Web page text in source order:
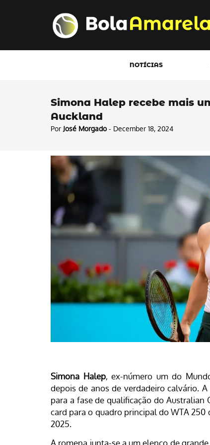
NOTÍCIAS
Simona Halep recebe mais
Auckland
PorJosé Morgado- December 18, 2024
Simona Halep, ex-número um do
depois de anos de verdadeiro calvário.
para a fase de qualificação do
card para o quadro principal do WTA
2025.